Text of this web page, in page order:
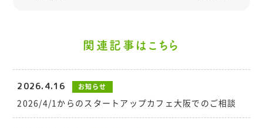
関連記事はこちら
2026.4.16 お知らせ
2026/4/1からのスタートアップカフェ大阪でのご相談